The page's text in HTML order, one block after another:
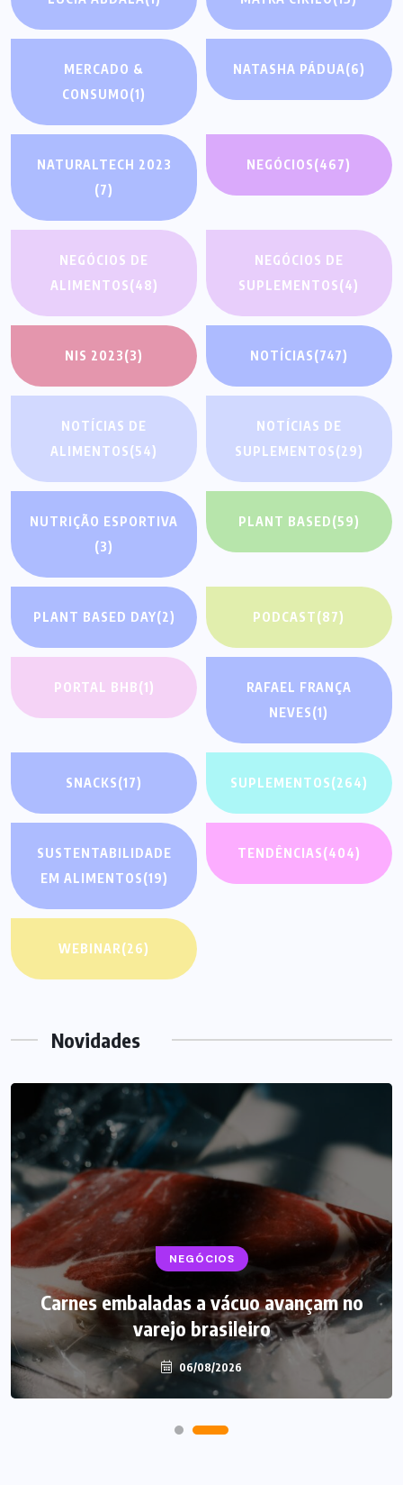
MERCADO &
CONSUMO(1)
NATASHA PÁDUA(6)
NATURALTECH 2023
(7)
NEGÓCIOS(467)
NEGÓCIOS DE
ALIMENTOS(48)
NEGÓCIOS DE
SUPLEMENTOS(4)
NIS 2023(3) NOTÍCIAS(747)
NOTÍCIAS DE
ALIMENTOS(54)
NOTÍCIAS DE
SUPLEMENTOS(29)
NUTRIÇÃO ESPORTIVA
(3)
PLANT BASED(59)
PLANT BASED DAY(2) PODCAST(87)
PORTAL BHB(1)
RAFAEL FRANÇA
NEVES(1)
SNACKS(17) SUPLEMENTOS(264)
SUSTENTABILIDADE
EM ALIMENTOS(19)
TENDÊNCIAS(404)
WEBINAR(26)
Novidades
NEGÓCIOS
Carnes embaladas a vácuo avançam no
varejo brasileiro
06/08/2026
BEBIDAS LANÇAMENTOS
Starbucks aposta em leite proteico no
Brasil
06/08/2026